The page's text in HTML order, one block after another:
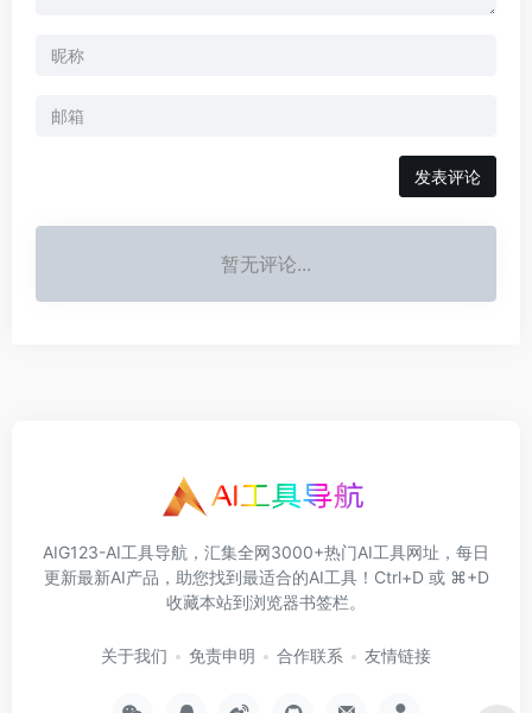
发表评论
暂无评论...
AIG123-AI工具导航，汇集全网3000+热门AI工具网址，每日
更新最新AI产品，助您找到最适合的AI工具！Ctrl+D 或 ⌘+D
收藏本站到浏览器书签栏。
关于我们 免责申明 合作联系 友情链接